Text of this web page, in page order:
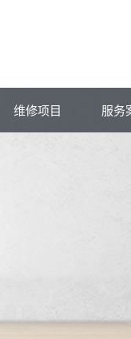
维修项目 服务